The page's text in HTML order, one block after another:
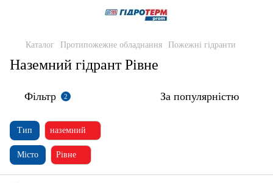
Каталог Протипожежне обладнання Пожежні гідранти
Наземний гідрант Рівне
Фільтр 2 За популярністю
Тип наземний
Місто Рівне